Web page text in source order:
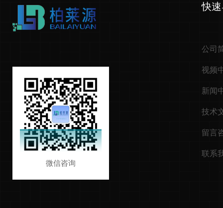
微信咨询
快
公司
视频
新闻
技术
留言
联系